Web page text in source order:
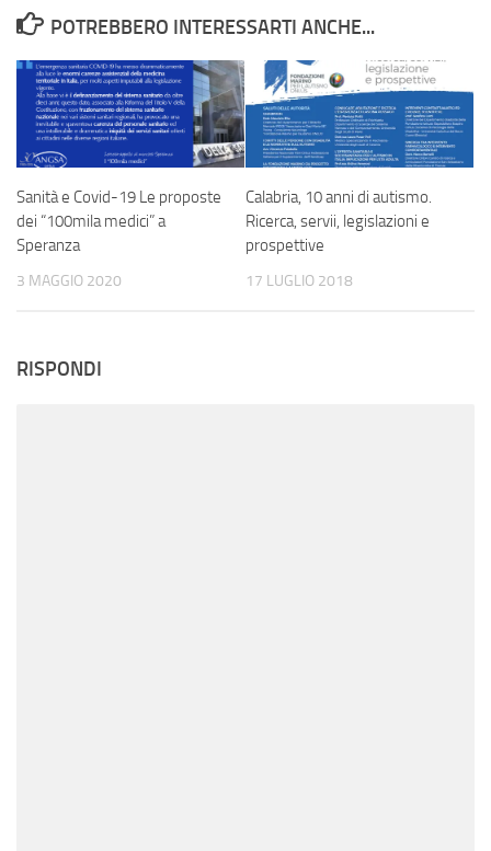
POTREBBERO INTERESSARTI ANCHE...
Sanità e Covid-19 Le proposte
dei “100mila medici” a
Speranza
3 MAGGIO 2020
Calabria, 10 anni di autismo.
Ricerca, servii, legislazioni e
prospettive
17 LUGLIO 2018
RISPONDI